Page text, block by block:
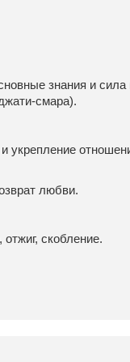
знания и сила
смара).
укрепление
любви.
скобление.